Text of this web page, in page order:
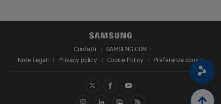
Contatti
SAMSUNG.COM
Note Legali
Privacy policy Cookie Policy Preferenze cookie